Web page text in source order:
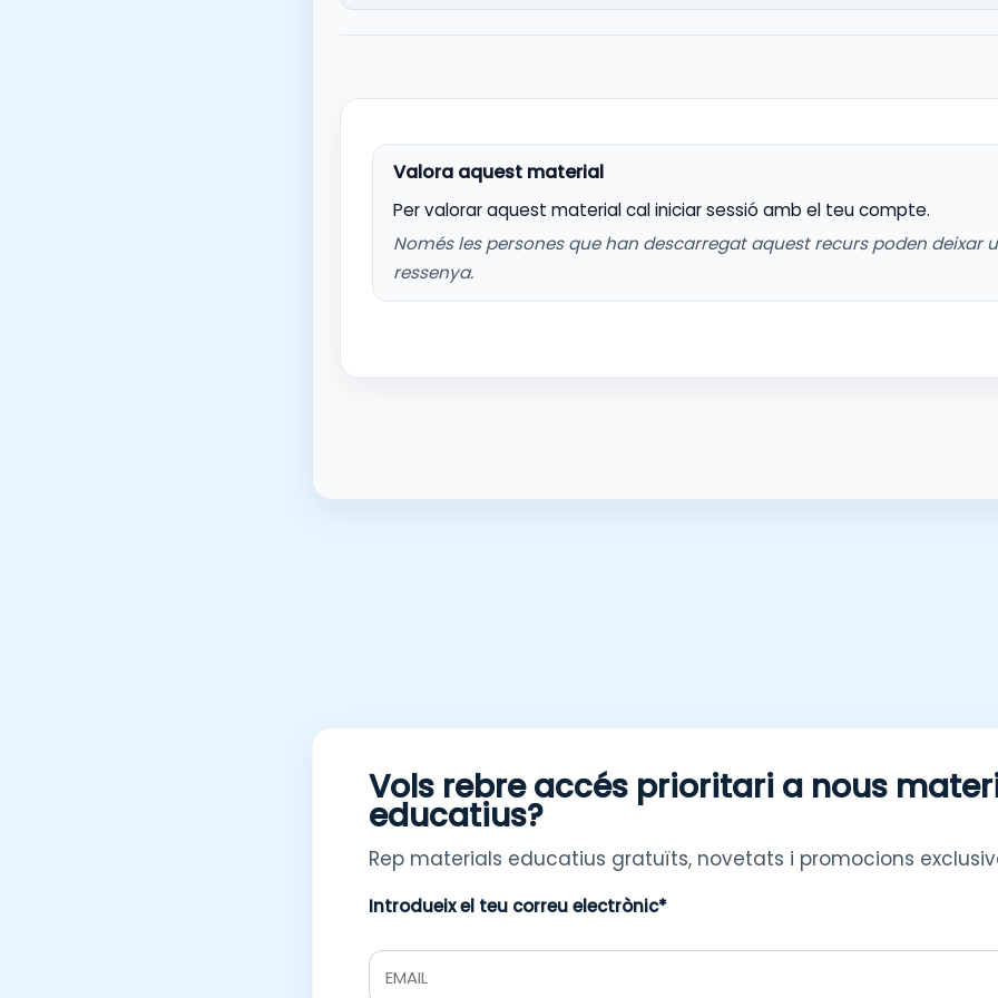
Per valorar aquest material cal iniciar sessió amb el teu compte.
Només les persones que han descarregat aquest recurs poden deixar
ressenya.
Vols rebre accés prioritari a nous
educatius?
Rep materials educatius gratuïts, novetats i promocions
Introdueix el teu correu electrònic*